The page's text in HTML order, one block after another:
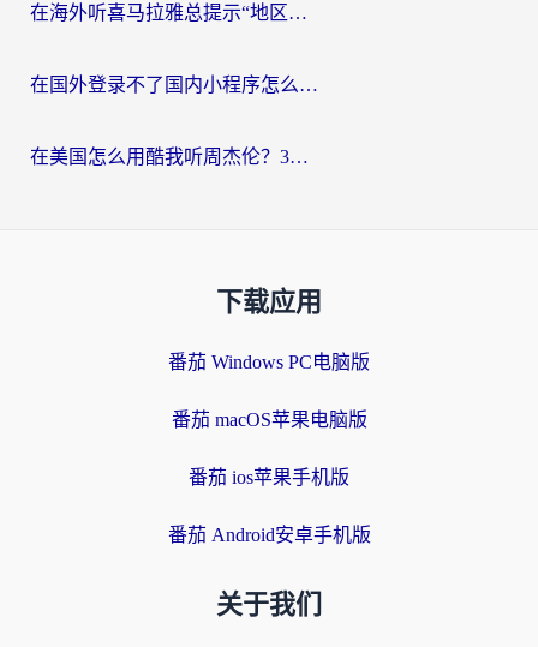
在海外听喜马拉雅总提示“地区限制”？3步轻松解除+听国内音乐全攻略
在国外登录不了国内小程序怎么办？选对回国加速器，轻松解锁国内资源
在美国怎么用酷我听周杰伦？3步搞定海外听歌难题
下载应用
番茄 Windows PC电脑版
番茄 macOS苹果电脑版
番茄 ios苹果手机版
番茄 Android安卓手机版
关于我们